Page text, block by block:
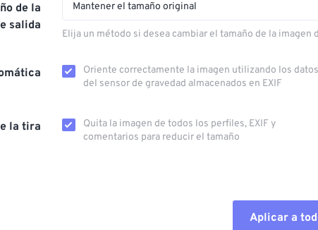
de la
salida
Mantener el tamaño original
Elija un método si desea cambiar el tamaño de la imagen
Oriente correctamente la imagen utilizando los datos
del sensor de gravedad almacenados en EXIF
la tira
Quita la imagen de todos los perfiles, EXIF ​​y
comentarios para reducir el tamaño
Aplicar a